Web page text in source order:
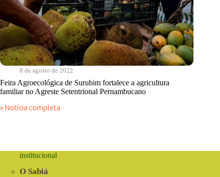
8 de agosto de 2022
Feira Agroecológica de Surubim fortalece a agricultura
familiar no Agreste Setentrional Pernambucano
» Notícia completa
Feira
a
familiar
institucional
O Sabiá